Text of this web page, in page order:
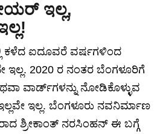
ಇಲ್ಲ,
ಕಳೆದ ಐದೂವರೆ ವರ್ಷಗಳಿಂದ
2020 ರ ನಂತರ ಬೆಂಗಳೂರಿಗೆ
ವಾರ್ಡ್‌ಗಳನ್ನು ನೋಡಿಕೊಳ್ಳುವ
ಇಲ್ಲ. ಬೆಂಗಳೂರು ನವನಿರ್ಮಾಣ
ಶ್ರೀಕಾಂತ್ ನರಸಿಂಹನ್ ಈ ಬಗ್ಗೆ